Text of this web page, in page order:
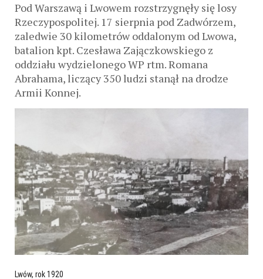
Pod Warszawą i Lwowem rozstrzygnęły się losy
Rzeczypospolitej. 17 sierpnia pod Zadwórzem,
zaledwie 30 kilometrów oddalonym od Lwowa,
batalion kpt. Czesława Zajączkowskiego z
oddziału wydzielonego WP rtm. Romana
Abrahama, liczący 350 ludzi stanął na drodze
Armii Konnej.
Lwów, rok 1920